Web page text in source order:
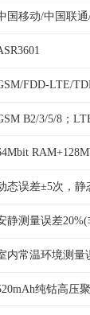
国移动/中国联
FDD-LTE/
B2/3/5/8；
态误差±5次，静
静测量误差20%(
内常温环境测量
纯钴高压